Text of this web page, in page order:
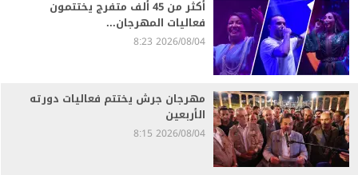
أكثر من 45 ألف متفرج يختتمون
فعاليات المهرجان...
2026/08/04 8:23
مهرجان جرش يختتم فعاليات دورته
الأربعين
2026/08/04 8:15